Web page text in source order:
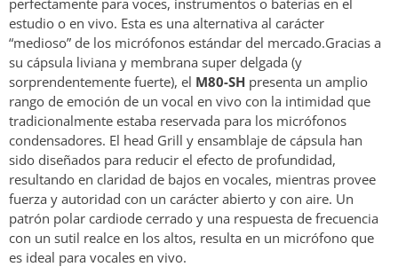
estudio o en vivo. Esta es una alternativa al carácter
“medioso” de los micrófonos estándar del mercado.Gracias a
su cápsula liviana y membrana super delgada (y
sorprendentemente fuerte), el M80-SH presenta un amplio
rango de emoción de un vocal en vivo con la intimidad que
tradicionalmente estaba reservada para los micrófonos
condensadores. El head Grill y ensamblaje de cápsula han
sido diseñados para reducir el efecto de profundidad,
resultando en claridad de bajos en vocales, mientras provee
fuerza y autoridad con un carácter abierto y con aire. Un
patrón polar cardiode cerrado y una respuesta de frecuencia
con un sutil realce en los altos, resulta en un micrófono que
es ideal para vocales en vivo.